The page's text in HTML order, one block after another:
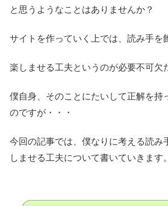
と思うようなことはありませんか？
サイトを作っていく上では、読み手を
楽しませる工夫というのが必要不可欠
僕自身、そのことにたいして正解を持
のですが・・・
今回の記事では、僕なりに考える読み
しませる工夫について書いていきます。